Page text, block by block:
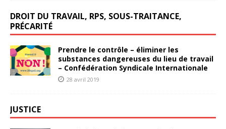
DROIT DU TRAVAIL, RPS, SOUS-TRAITANCE,
PRÉCARITÉ
Prendre le contrôle – éliminer les
substances dangereuses du lieu de travail
– Confédération Syndicale Internationale
28 avril 2019
JUSTICE